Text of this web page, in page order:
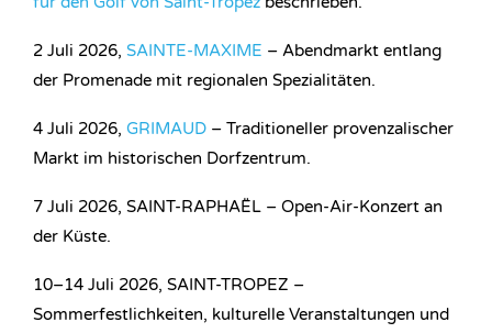
2 Juli 2026, SAINTE-MAXIME – Abendmarkt entlang
der Promenade mit regionalen Spezialitäten.
4 Juli 2026, GRIMAUD – Traditioneller provenzalischer
Markt im historischen Dorfzentrum.
7 Juli 2026, SAINT-RAPHAËL – Open-Air-Konzert an
der Küste.
10–14 Juli 2026, SAINT-TROPEZ –
Sommerfestlichkeiten, kulturelle Veranstaltungen und